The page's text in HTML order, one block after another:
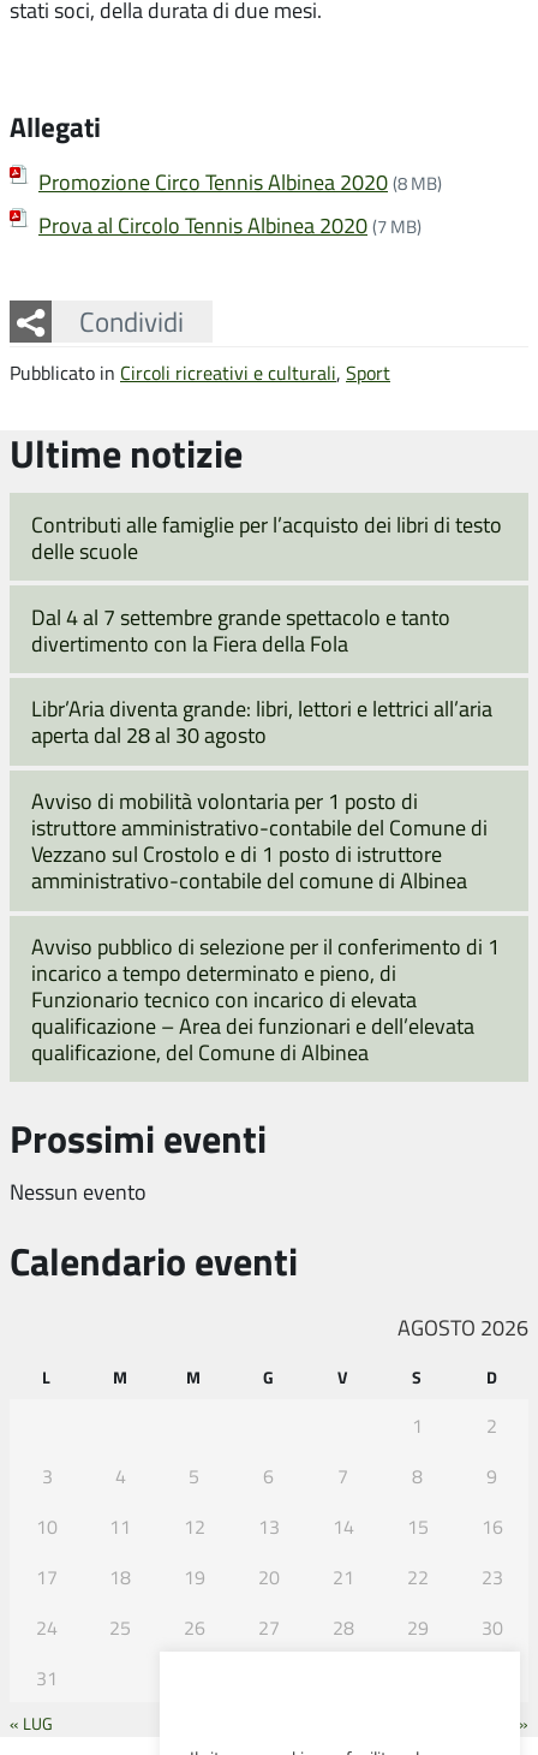
stati soci, della durata di due mesi.
Allegati
Promozione Circo Tennis Albinea 2020(8 MB)
Prova al Circolo Tennis Albinea 2020(7 MB)
Condividi
Facebook
Twitter
Whatsapp
Pubblicato in Circoli ricreativi e culturali, Sport
Ultime notizie
Contributi alle famiglie per l’acquisto dei libri di testo
delle scuole
Dal 4 al 7 settembre grande spettacolo e tanto
divertimento con la Fiera della Fola
Libr’Aria diventa grande: libri, lettori e lettrici all’aria
aperta dal 28 al 30 agosto
Avviso di mobilità volontaria per 1 posto di
istruttore amministrativo-contabile del Comune di
Vezzano sul Crostolo e di 1 posto di istruttore
amministrativo-contabile del comune di Albinea
Avviso pubblico di selezione per il conferimento di 1
incarico a tempo determinato e pieno, di
Funzionario tecnico con incarico di elevata
qualificazione – Area dei funzionari e dell’elevata
qualificazione, del Comune di Albinea
Prossimi eventi
Nessun evento
Calendario eventi
AGOSTO 2026
L M M G V S D
1
2
3
4 5 6 7 8
9
10
11 12 13 14 15
16
17
18 19 20 21 22
23
24
25 26 27 28 29
30
31
« LUG
SET »